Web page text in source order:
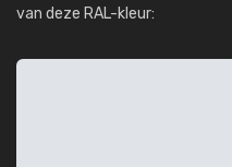
van deze RAL-kleur: